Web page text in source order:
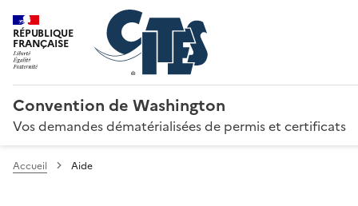
RÉPUBLIQUE
FRANÇAISE
Convention de Washington
Vos demandes dématérialisées de permis et certificats
Accueil Aide